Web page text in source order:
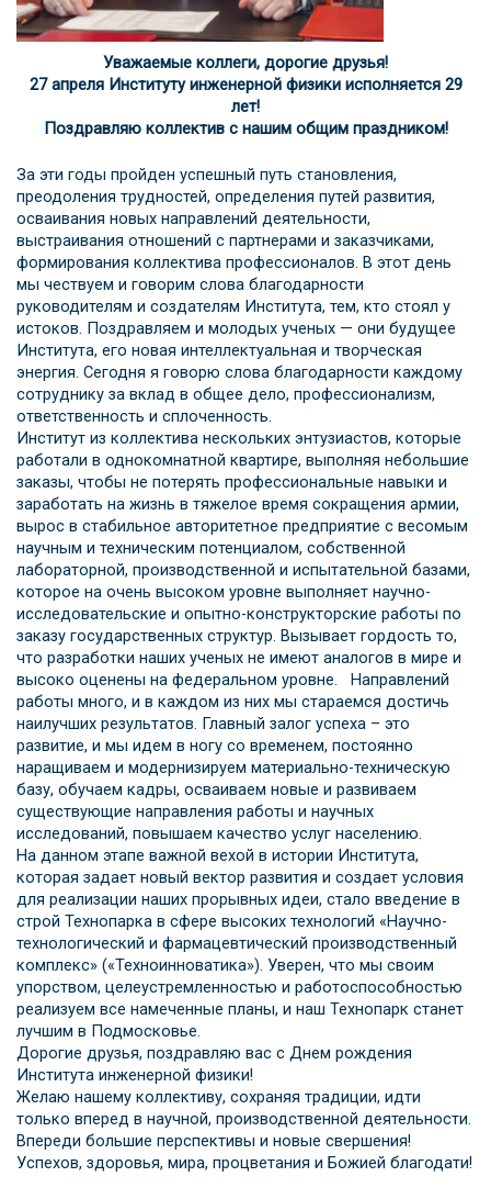
Уважаемые коллеги, дорогие друзья!
27 апреля Институту инженерной физики исполняется 29
лет!
Поздравляю коллектив с нашим общим праздником!
За эти годы пройден успешный путь становления,
преодоления трудностей, определения путей развития,
осваивания новых направлений деятельности,
выстраивания отношений с партнерами и заказчиками,
формирования коллектива профессионалов. В этот день
мы чествуем и говорим слова благодарности
руководителям и создателям Института, тем, кто стоял у
истоков. Поздравляем и молодых ученых — они будущее
Института, его новая интеллектуальная и творческая
энергия. Сегодня я говорю слова благодарности каждому
сотруднику за вклад в общее дело, профессионализм,
ответственность и сплоченность.
Институт из коллектива нескольких энтузиастов, которые
работали в однокомнатной квартире, выполняя небольшие
заказы, чтобы не потерять профессиональные навыки и
заработать на жизнь в тяжелое время сокращения армии,
вырос в стабильное авторитетное предприятие с весомым
научным и техническим потенциалом, собственной
лабораторной, производственной и испытательной базами,
которое на очень высоком уровне выполняет научно-
исследовательские и опытно-конструкторские работы по
заказу государственных структур. Вызывает гордость то,
что разработки наших ученых не имеют аналогов в мире и
высоко оценены на федеральном уровне. Направлений
работы много, и в каждом из них мы стараемся достичь
наилучших результатов. Главный залог успеха – это
развитие, и мы идем в ногу со временем, постоянно
наращиваем и модернизируем материально-техническую
базу, обучаем кадры, осваиваем новые и развиваем
существующие направления работы и научных
исследований, повышаем качество услуг населению.
На данном этапе важной вехой в истории Института,
которая задает новый вектор развития и создает условия
для реализации наших прорывных идеи, стало введение в
строй Технопарка в сфере высоких технологий «Научно-
технологический и фармацевтический производственный
комплекс» («Техноинноватика»). Уверен, что мы своим
упорством, целеустремленностью и работоспособностью
реализуем все намеченные планы, и наш Технопарк станет
лучшим в Подмосковье.
Дорогие друзья, поздравляю вас с Днем рождения
Института инженерной физики!
Желаю нашему коллективу, сохраняя традиции, идти
только вперед в научной, производственной деятельности.
Впереди большие перспективы и новые свершения!
Успехов, здоровья, мира, процветания и Божией благодати!